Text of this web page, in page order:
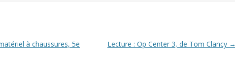
à chaussures, 5e
Lecture : Op Center 3, de Tom Clancy →